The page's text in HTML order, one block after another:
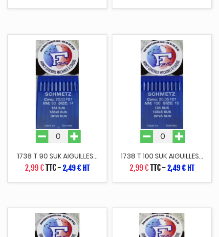
1738 T 90 SUK AIGUILLES...
2,99 €TTC-2,49 € HT
1738 T 100 SUK AIGUILLES...
2,99 €TTC-2,49 € HT